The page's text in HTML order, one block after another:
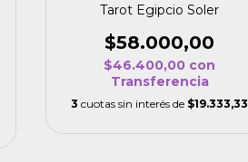
Tarot Egipcio Soler
$58.000,00
$46.400,00 con
Transferencia
3 cuotas sin interés de $19.333,33